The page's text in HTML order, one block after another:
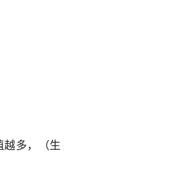
多，（生